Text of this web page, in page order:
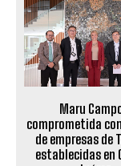
Maru
comprometida
de empresas de
establecidas en